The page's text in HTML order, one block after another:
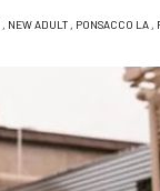
, NEW ADULT, PONSACCO LA,